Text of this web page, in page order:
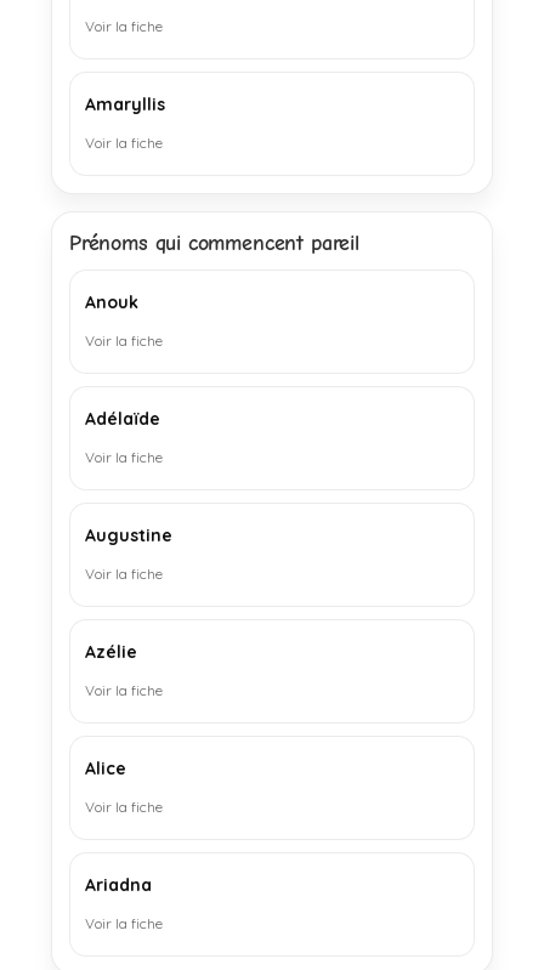
Voir la fiche
Amaryllis
Voir la fiche
Prénoms qui commencent pareil
Anouk
Voir la fiche
Adélaïde
Voir la fiche
Augustine
Voir la fiche
Azélie
Voir la fiche
Alice
Voir la fiche
Ariadna
Voir la fiche